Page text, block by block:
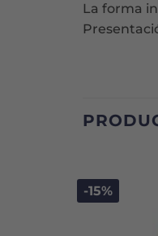
La forma
-15%